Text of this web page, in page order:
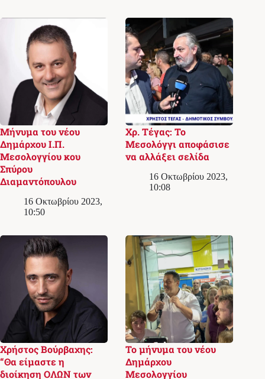
Μήνυμα του νέου
Δημάρχου Ι.Π.
Μεσολογγίου κου
Σπύρου
Διαμαντόπουλου
16 Οκτωβρίου 2023,
10:50
Χρ. Τέγας: Το
Μεσολόγγι αποφάσισε
να αλλάξει σελίδα
16 Οκτωβρίου 2023,
10:08
Χρήστος Βούρβαχης:
“Θα είμαστε η
διοίκηση ΟΛΩΝ των
Το μήνυμα του νέου
Δημάρχου
Μεσολογγίου